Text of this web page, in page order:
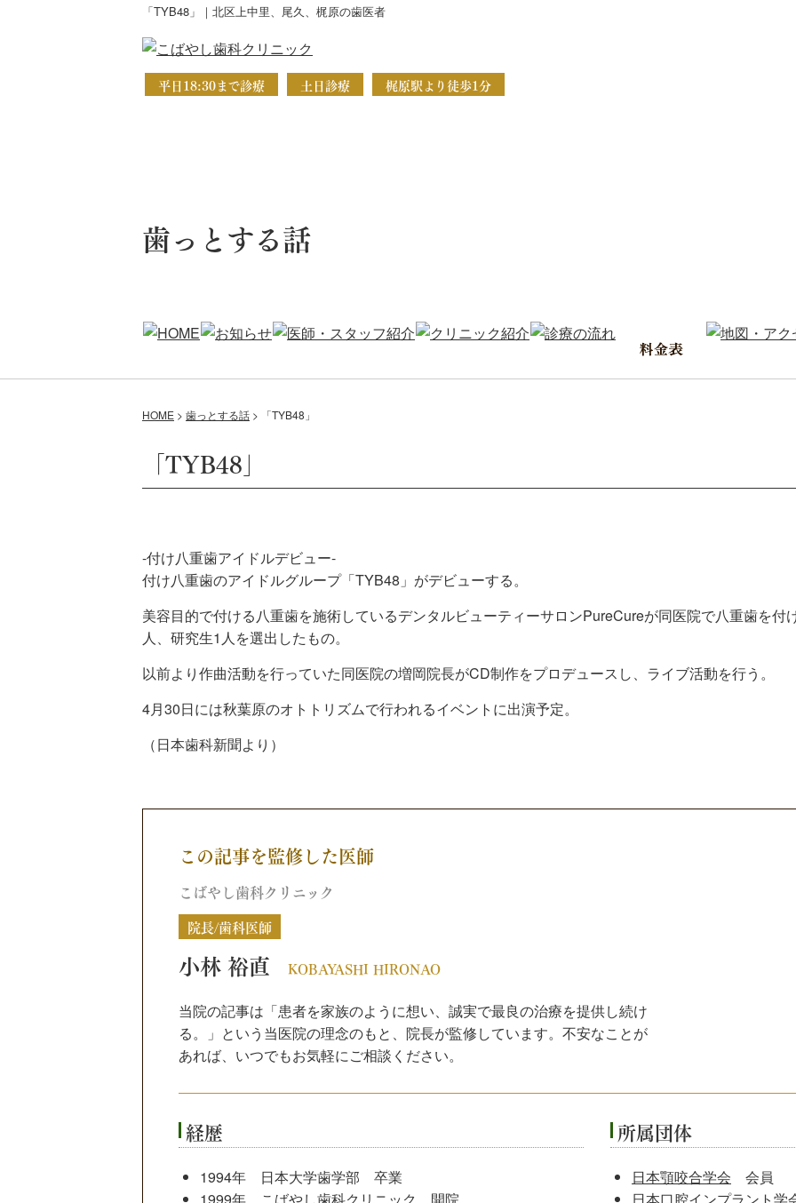
「TYB48」｜北区上中里、尾久、梶原の歯医者
平日18:30まで診療 土日診療 梶原駅より徒歩1分
歯っとする話
HOME > 歯っとする話 > 「TYB48」
「TYB48」
-付け八重歯アイドルデビュー-
付け八重歯のアイドルグループ「TYB48」がデビューする。
美容目的で付ける八重歯を施術しているデンタルビューティーサロンPureCureが同医院で八重歯を付
人、研究生1人を選出したもの。
以前より作曲活動を行っていた同医院の増岡院長がCD制作をプロデュースし、ライブ活動を行う。
4月30日には秋葉原のオトトリズムで行われるイベントに出演予定。
（日本歯科新聞より）
この記事を監修した医師
こばやし歯科クリニック
院長/歯科医師
小林 裕直 KOBAYASHI HIRONAO
当院の記事は「患者を家族のように想い、誠実で最良の治療を提供し続け
る。」という当医院の理念のもと、院長が監修しています。不安なことが
あれば、いつでもお気軽にご相談ください。
経歴
1994年 日本大学歯学部 卒業
所属団体
日本顎咬合学会 会員